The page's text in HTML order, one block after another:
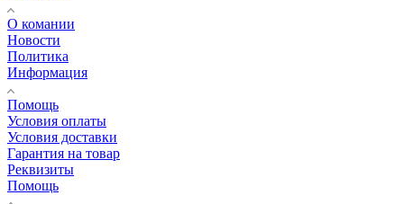
О комании
Новости
Политика
Информация
Помощь
Условия оплаты
Условия доставки
Гарантия на товар
Реквизиты
Помощь